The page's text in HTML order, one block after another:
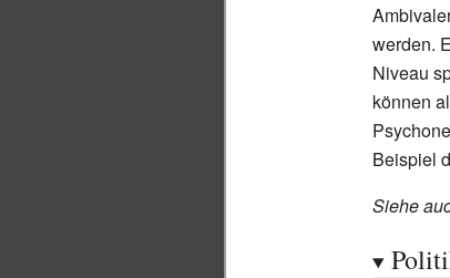
werden.
Niveau
können
Beispiel
Siehe